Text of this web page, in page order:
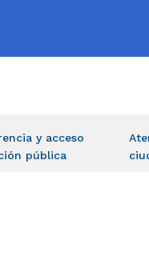
y acceso
pública